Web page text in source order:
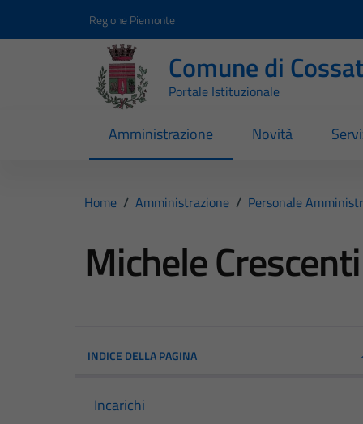
Regione Piemonte
Comune di
Portale Istituzionale
Amministrazione Novità
Home / Amministrazione / Personale
Michele
INDICE DELLA PAGINA
Incarichi